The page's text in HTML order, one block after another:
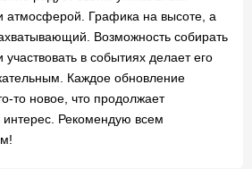
атмосферой. Графика на высоте, а
Возможность собирать
участвовать в событиях делает его
Каждое обновление
то новое, что продолжает
интерес. Рекомендую всем